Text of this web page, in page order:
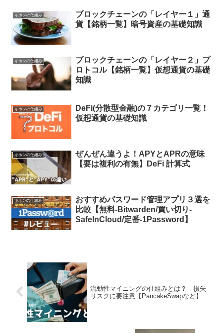
キホンの仕組み
ブロックチェーンの「レイヤー１」通
貨【銘柄一覧】暗号資産の基礎知識
キホンの仕組み
ブロックチェーンの「レイヤー２」プ
ロトコル【銘柄一覧】仮想通貨の基礎
知識
キホンの仕組み
DeFi(分散型金融)の７カテゴリ一覧！
仮想通貨の基礎知識
キホンの仕組み
ぜんぜん違うよ！APYとAPRの意味
【要は複利の有無】DeFi 計算式
キホンの仕組み
おすすめパスワード管理アプリ３選を
比較【無料-Bitwarden/買い切り-
SafeInCloud/定番-1Password】
流動性マイニングの仕組みとは？｜損失
リスクに要注意【PancakeSwapなど】